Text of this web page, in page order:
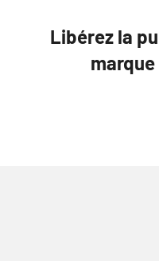
Libérez la
marque